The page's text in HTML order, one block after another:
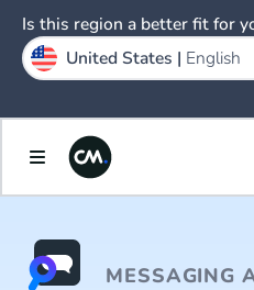
MESSAGING
Is this region a better fit for
United States | English